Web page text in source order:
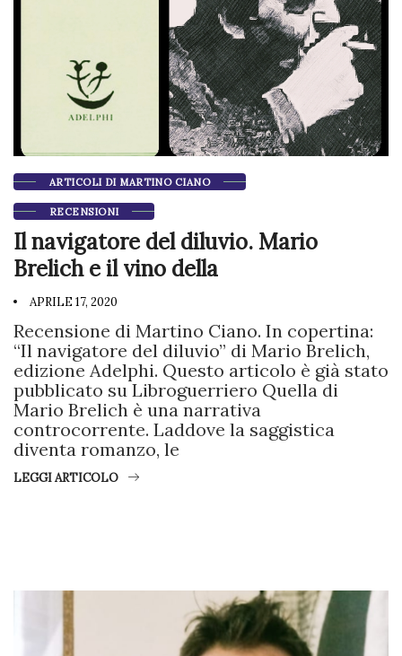
ARTICOLI DI MARTINO CIANO
RECENSIONI
Il navigatore del diluvio. Mario
Brelich e il vino della
APRILE 17, 2020
Recensione di Martino Ciano. In copertina:
“Il navigatore del diluvio” di Mario Brelich,
edizione Adelphi. Questo articolo è già stato
pubblicato su Libroguerriero Quella di
Mario Brelich è una narrativa
controcorrente. Laddove la saggistica
diventa romanzo, le
LEGGI ARTICOLO